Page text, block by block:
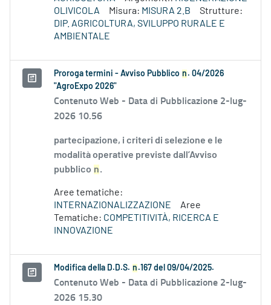
OLIVICOLA
Misura: MISURA 2.B
Strutture:
DIP. AGRICOLTURA, SVILUPPO RURALE E
AMBIENTALE
Proroga termini - Avviso Pubblico n . 04/2026
"AgroExpo 2026"
Contenuto Web - Data di Pubblicazione 2-lug-
2026 10.56
partecipazione, i criteri di selezione e le
modalità operative previste dall’Avviso
pubblico n.
Aree tematiche:
INTERNAZIONALIZZAZIONE
Aree
Tematiche: COMPETITIVITÀ, RICERCA E
INNOVAZIONE
Modifica della D.D.S. n .167 del 09/04/2025.
Contenuto Web - Data di Pubblicazione 2-lug-
2026 15.30